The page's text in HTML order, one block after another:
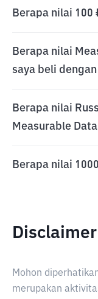
Berapa nilai 100
Berapa nilai
saya beli
Berapa nilai
Measurable
Berapa nilai
Disclaimer
Mohon
merupakan